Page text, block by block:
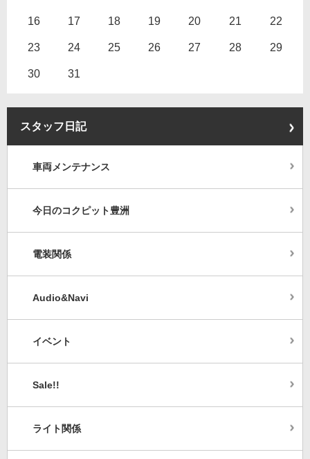
16 17 18 19 20 21 22
23 24 25 26 27 28 29
30 31
スタッフ日記
車両メンテナンス
今日のコクピット豊洲
電装関係
Audio&Navi
イベント
Sale!!
ライト関係